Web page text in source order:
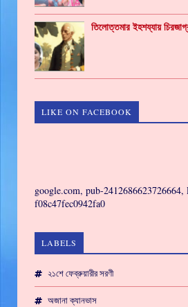
তিলোত্তমার ইহশয্যায়
LIKE ON FACEBOOK
google.com, pub-2412686623726664,
f08c47fec0942fa0
LABELS
২১শে ফেব্রুয়ারীর সরণী
অজানা ক্যানভাস